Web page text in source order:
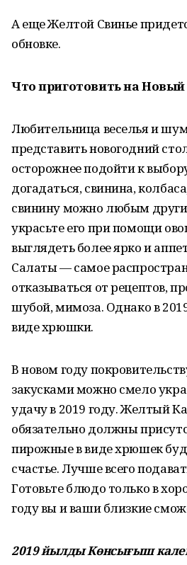
А еще Желтой Свинье
обновке.
Что приготовить на Новый
Любительница веселья и
представить новогодний
осторожнее подойти к
догадаться, свинина,
свинину можно любым
украсьте его при помощи
выглядеть более ярко и
Салаты — самое
отказываться от рецептов,
шубой, мимоза. Однако в
виде хрюшки.
В новом году
закусками можно смело
удачу в 2019 году. Желтый
обязательно должны
пирожные в виде хрюшек
счастье. Лучше всего
Готовьте блюдо только в
году вы и ваши близкие
2019 йылды Көнсығыш